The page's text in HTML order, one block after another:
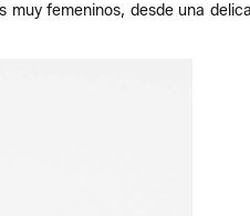
femeninos, desde una